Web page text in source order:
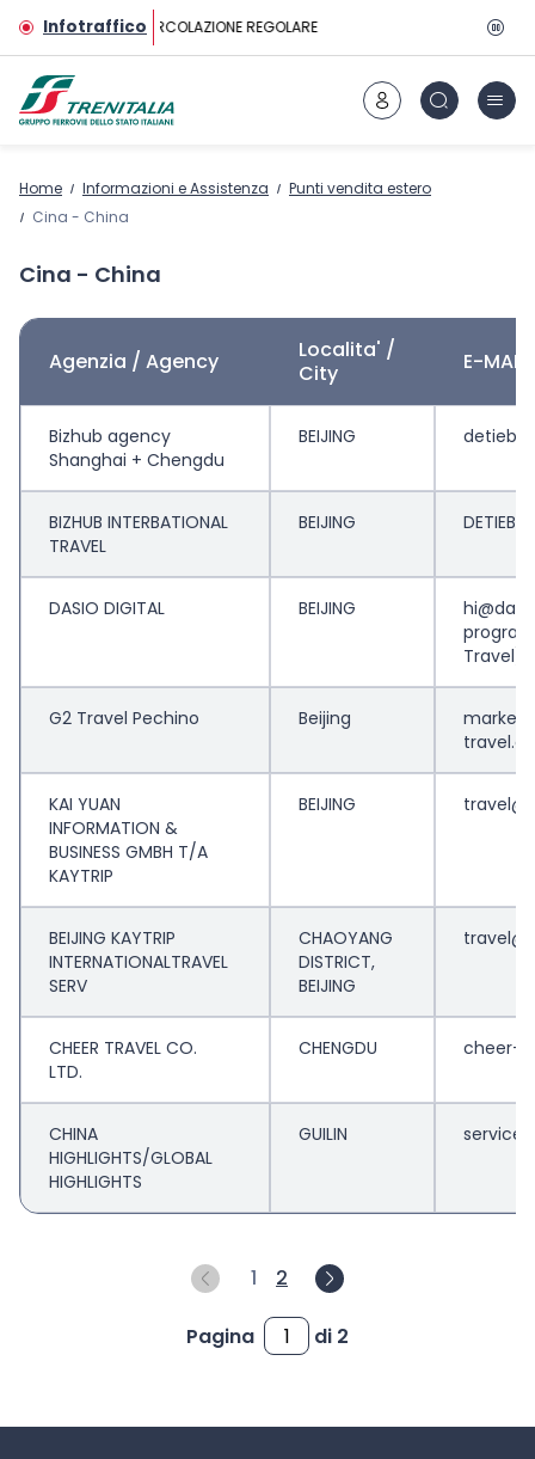
Vai al contenuto principale
InfotrafficoCIRCOLAZIONE REGOLARE
Home Informazioni e Assistenza
Punti vendita estero
Cina - China
Cina - China
Agenzia / Agency
Localita' /
City
E-MAIL
Bizhub agency
Shanghai + Chengdu
BEIJING
BIZHUB INTERBATIONAL
TRAVEL
BEIJING
DASIO DIGITAL BEIJING
Travel)”
G2 Travel Pechino Beijing
KAI YUAN
INFORMATION &
BUSINESS GMBH T/A
KAYTRIP
BEIJING
BEIJING KAYTRIP
INTERNATIONALTRAVEL
SERV
CHAOYANG
DISTRICT,
BEIJING
CHEER TRAVEL CO.
LTD.
CHENGDU cheer-
CHINA
HIGHLIGHTS/GLOBAL
HIGHLIGHTS
GUILIN
1 2
Pagina di 2